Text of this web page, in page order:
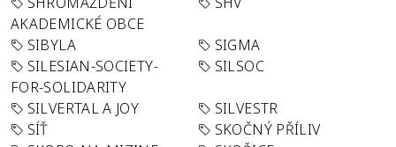
AKADEMICKÉ OBCE
SIBYLA
SIGMA
SILESIAN-SOCIETY-
FOR-SOLIDARITY
SILSOC
SILVERTAL A JOY
SILVESTR
SÍŤ
SKOČNÝ PŘÍLIV